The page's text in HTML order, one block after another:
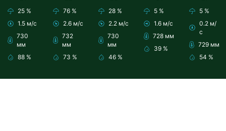
25 %
1.5 м/с
730
мм
88 %
76 %
2.6 м/с
732
мм
73 %
28 %
2.2 м/с
730
мм
46 %
5 %
1.6 м/с
728 мм
39 %
5 %
0.2 м/
с
729 мм
54 %